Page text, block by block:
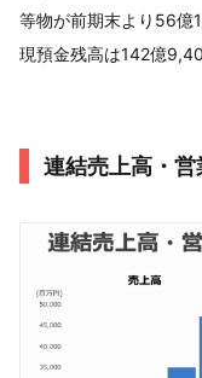
等物が前期末より56億
現預金残高は142億
連結売上高・